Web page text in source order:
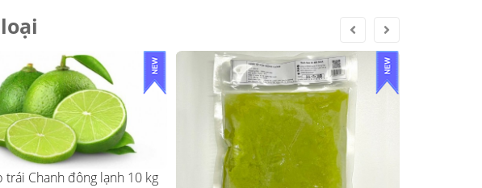
trái Chanh đông lạnh 10 kg